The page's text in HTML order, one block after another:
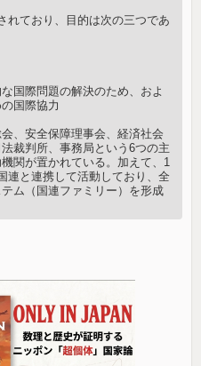
れており、目的は次の三つであ
国際問題の解決のため、およ
国際協力
、安全保障理事会、経済社会
裁判所、事務局という6つの主
関が置かれている。加えて、1
連と連携して活動しており、全
ム（国連ファミリー）を形成